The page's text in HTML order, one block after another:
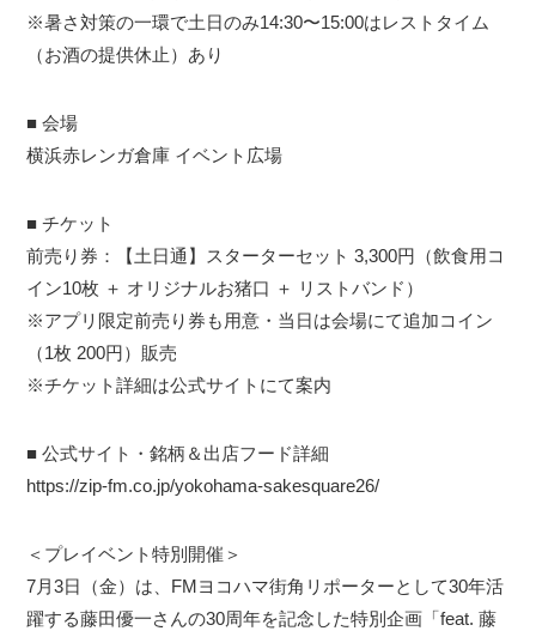
※暑さ対策の一環で土日のみ14:30〜15:00はレストタイム
（お酒の提供休止）あり
■ 会場
横浜赤レンガ倉庫 イベント広場
■ チケット
前売り券：【土日通】スターターセット 3,300円（飲食用コ
イン10枚 ＋ オリジナルお猪口 ＋ リストバンド）
※アプリ限定前売り券も用意・当日は会場にて追加コイン
（1枚 200円）販売
※チケット詳細は公式サイトにて案内
■ 公式サイト・銘柄＆出店フード詳細
https://zip-fm.co.jp/yokohama-sakesquare26/
＜プレイベント特別開催＞
7月3日（金）は、FMヨコハマ街角リポーターとして30年活
躍する藤田優一さんの30周年を記念した特別企画「feat. 藤